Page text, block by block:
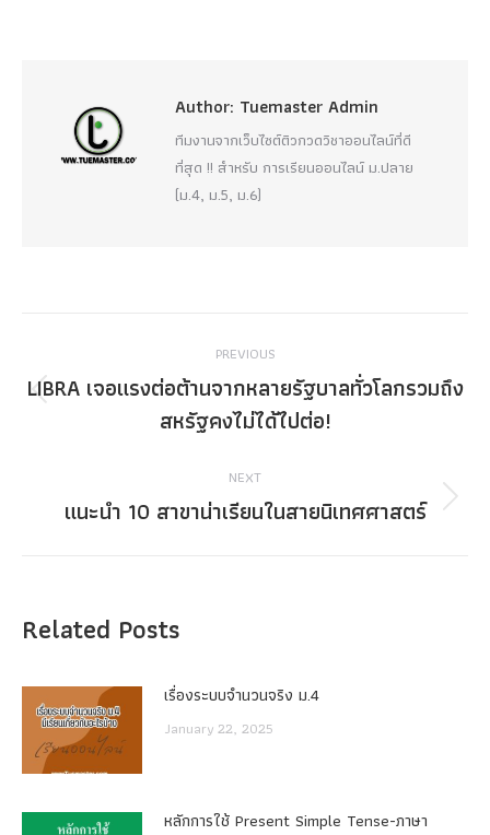
Author: Tuemaster Admin
ทีมงานจากเว็บไซต์ติวกวดวิชาออนไลน์ที่ดี
ที่สุด !! สำหรับ การเรียนออนไลน์ ม.ปลาย
(ม.4, ม.5, ม.6)
navigation
PREVIOUS
Previous
post:
LIBRA เจอแรงต่อต้านจากหลายรัฐบาลทั่วโลกรวมถึง
สหรัฐคงไม่ได้ไปต่อ!
NEXT
Next
แนะนำ 10 สาขาน่าเรียนในสายนิเทศศาสตร์
Related Posts
เรื่องระบบจํานวนจริง ม.4
January 22, 2025
หลักการใช้ Present Simple Tense-ภาษา